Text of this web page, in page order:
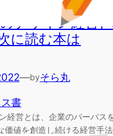
のデザイン経営」
に読む本は
—byそら丸
書
経営とは、企業のパーパス
価値を創造し続ける経営手